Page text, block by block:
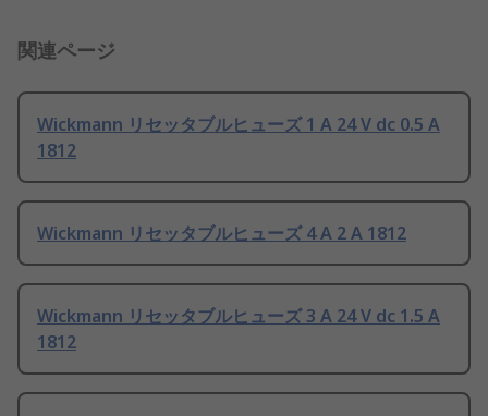
関連ページ
Wickmann リセッタブルヒューズ 1 A 24 V dc 0.5 A
1812
Wickmann リセッタブルヒューズ 4 A 2 A 1812
Wickmann リセッタブルヒューズ 3 A 24 V dc 1.5 A
1812